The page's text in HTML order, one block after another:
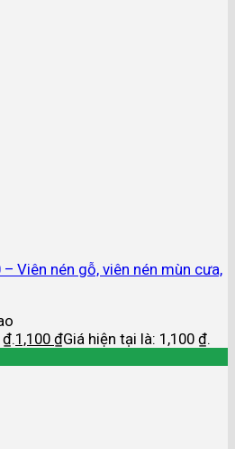
Viên nén gỗ, viên nén mùn cưa,
1,100 ₫Giá hiện tại là: 1,100 ₫.